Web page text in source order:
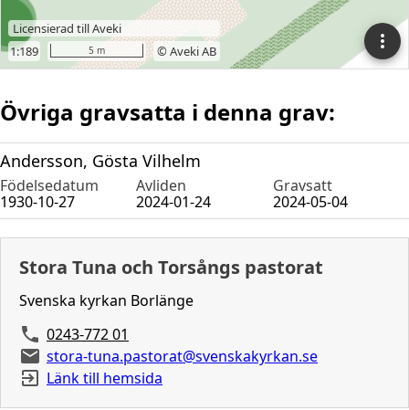
Övriga gravsatta i denna grav:
Andersson, Gösta Vilhelm
Födelsedatum Avliden
Gravsatt
1930-10-27
2024-01-24 2024-05-04
Stora Tuna och Torsångs pastorat
Svenska kyrkan Borlänge
0243-772 01
stora-tuna.pastorat@svenskakyrkan.se
Länk till hemsida